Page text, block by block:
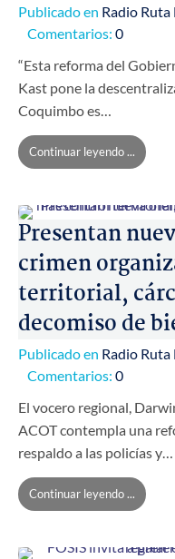
Publicado en Radio
Comentarios: 0
“Esta reforma del
Kast pone la
Coquimbo es…
Continuar leyendo ...
Presentan
crimen
territorial,
decomiso de
Publicado en Radio
Comentarios: 0
El vocero regional,
ACOT contempla una
respaldo a las policías y…
Continuar leyendo ...